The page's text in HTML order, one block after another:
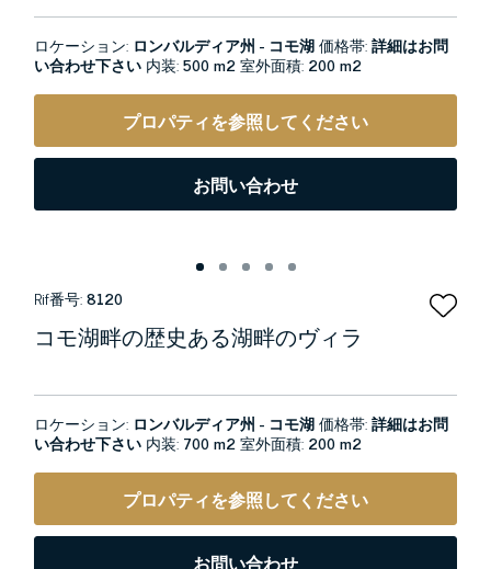
ロケーション: ロンバルディア州 - コモ湖価格帯:詳細はお問
い合わせ下さい 内装:500 m2室外面積: 200 m2
プロパティを参照してください
お問い合わせ
Rif番号:8120
コモ湖畔の歴史ある湖畔のヴィラ
ロケーション: ロンバルディア州 - コモ湖価格帯:詳細はお問
い合わせ下さい 内装: 700 m2室外面積: 200 m2
プロパティを参照してください
お問い合わせ